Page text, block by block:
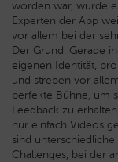
worden war, wurde
Experten der App
vor allem bei der
Der Grund: Gerade
eigenen Identität,
und streben vor
perfekte Bühne, um
Feedback zu
nur einfach Videos
sind
Challenges, bei der